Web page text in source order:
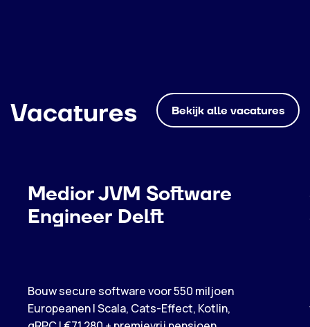
Vacatures Bekijk alle vacatures
Medior JVM Software
Engineer Delft
Bouw secure software voor 550 miljoen
Europeanen | Scala, Cats-Effect, Kotlin,